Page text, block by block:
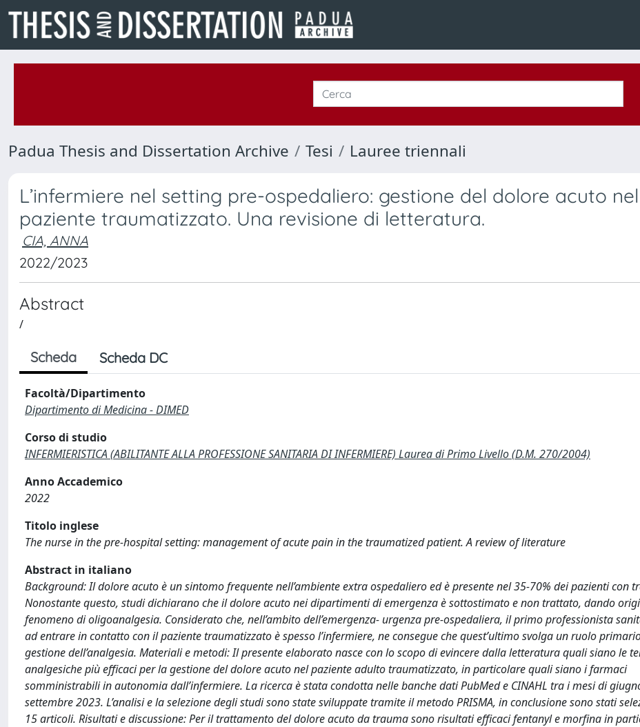
Padua Thesis and Dissertation Archive Tesi Lauree triennali
L’infermiere nel setting pre-ospedaliero: gestione del dolore acuto nel
paziente traumatizzato. Una revisione di letteratura.
CIA, ANNA
2022/2023
Abstract
/
Scheda Scheda DC
Facoltà/Dipartimento
Dipartimento di Medicina - DIMED
Corso di studio
INFERMIERISTICA (ABILITANTE ALLA PROFESSIONE SANITARIA DI INFERMIERE) Laurea di Primo Livello (D.M. 270/2004)
Anno Accademico
2022
Titolo inglese
The nurse in the pre-hospital setting: management of acute pain in the traumatized patient. A review of literature
Abstract in italiano
Background: Il dolore acuto è un sintomo frequente nell’ambiente extra ospedaliero ed è presente nel 35-70% dei pazienti con
Nonostante questo, studi dichiarano che il dolore acuto nei dipartimenti di emergenza è sottostimato e non trattato, dando
fenomeno di oligoanalgesia. Considerato che, nell’ambito dell’emergenza- urgenza pre-ospedaliera, il primo professionista
ad entrare in contatto con il paziente traumatizzato è spesso l’infermiere, ne consegue che quest’ultimo svolga un ruolo
gestione dell’analgesia. Materiali e metodi: Il presente elaborato nasce con lo scopo di evincere dalla letteratura quali siano le
analgesiche più efficaci per la gestione del dolore acuto nel paziente adulto traumatizzato, in particolare quali siano i farmaci
somministrabili in autonomia dall’infermiere. La ricerca è stata condotta nelle banche dati PubMed e CINAHL tra i mesi di
settembre 2023. L’analisi e la selezione degli studi sono state sviluppate tramite il metodo PRISMA, in conclusione sono stati
15 articoli. Risultati e discussione: Per il trattamento del dolore acuto da trauma sono risultati efficaci fentanyl e morfina in